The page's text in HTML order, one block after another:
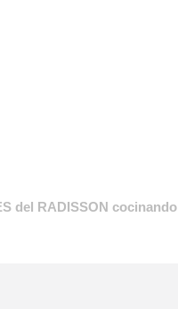
del RADISSON cocinando